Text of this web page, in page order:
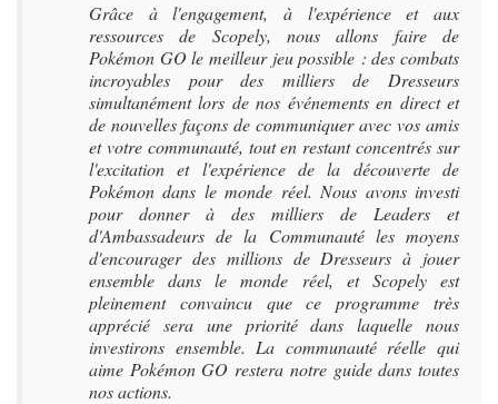
Grâce à l'engagement, à l'expérience et aux
ressources de Scopely, nous allons faire de
Pokémon GO le meilleur jeu possible : des combats
incroyables pour des milliers de Dresseurs
simultanément lors de nos événements en direct et
de nouvelles façons de communiquer avec vos amis
et votre communauté, tout en restant concentrés sur
l'excitation et l'expérience de la découverte de
Pokémon dans le monde réel. Nous avons investi
pour donner à des milliers de Leaders et
d'Ambassadeurs de la Communauté les moyens
d'encourager des millions de Dresseurs à jouer
ensemble dans le monde réel, et Scopely est
pleinement convaincu que ce programme très
apprécié sera une priorité dans laquelle nous
investirons ensemble. La communauté réelle qui
aime Pokémon GO restera notre guide dans toutes
nos actions.